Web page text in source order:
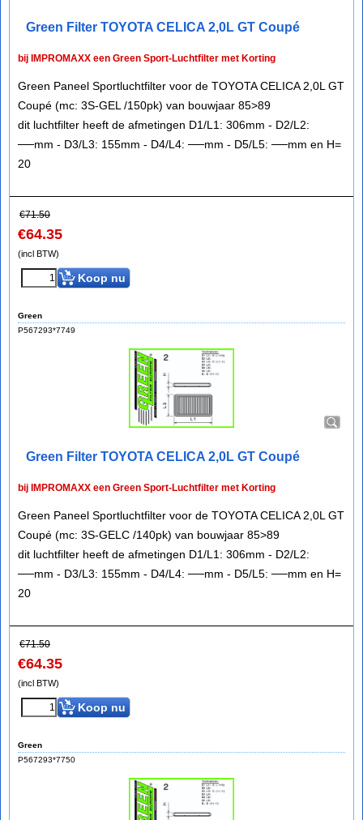
Green Filter TOYOTA CELICA 2,0L GT Coupé
bij IMPROMAXX een Green Sport-Luchtfilter met Korting
Green Paneel Sportluchtfilter voor de TOYOTA CELICA 2,0L GT
Coupé (mc: 3S-GEL /150pk) van bouwjaar 85>89
dit luchtfilter heeft de afmetingen D1/L1: 306mm - D2/L2:
──mm - D3/L3: 155mm - D4/L4: ──mm - D5/L5: ──mm en H=
20
€71.50
€64.35
(incl BTW)
Koop nu
Green
P567293*7749
Green Filter TOYOTA CELICA 2,0L GT Coupé
bij IMPROMAXX een Green Sport-Luchtfilter met Korting
Green Paneel Sportluchtfilter voor de TOYOTA CELICA 2,0L GT
Coupé (mc: 3S-GELC /140pk) van bouwjaar 85>89
dit luchtfilter heeft de afmetingen D1/L1: 306mm - D2/L2:
──mm - D3/L3: 155mm - D4/L4: ──mm - D5/L5: ──mm en H=
20
€71.50
€64.35
(incl BTW)
Koop nu
Green
P567293*7750